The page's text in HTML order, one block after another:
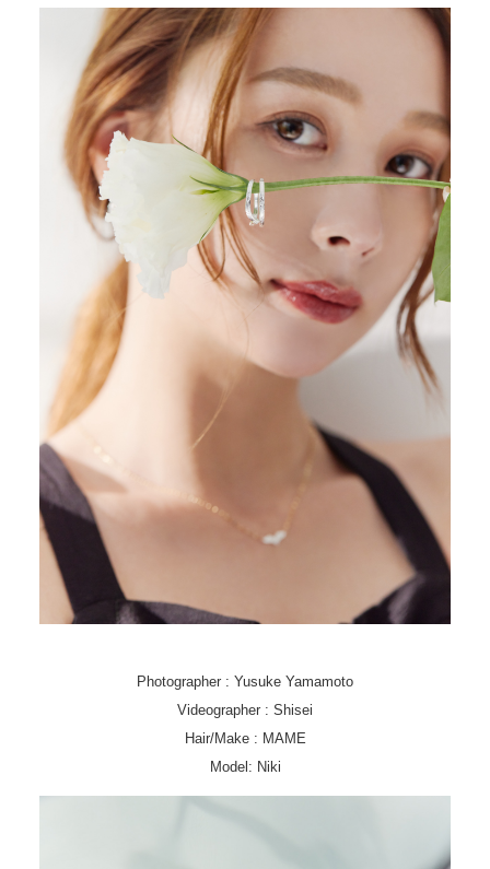
Photographer : Yusuke Yamamoto
Videographer : Shisei
Hair/Make : MAME
Model: Niki